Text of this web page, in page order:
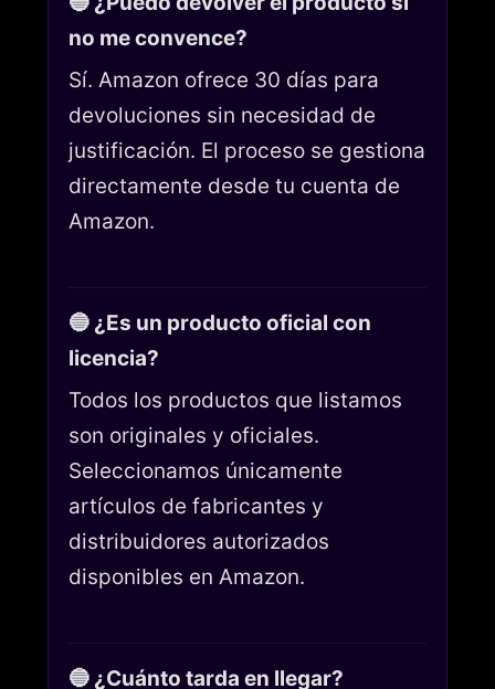
no me convence?
Sí. Amazon ofrece 30 días para
devoluciones sin necesidad de
justificación. El proceso se gestiona
directamente desde tu cuenta de
Amazon.
🔵 ¿Es un producto oficial con
licencia?
Todos los productos que listamos
son originales y oficiales.
Seleccionamos únicamente
artículos de fabricantes y
distribuidores autorizados
disponibles en Amazon.
🔵 ¿Cuánto tarda en llegar?